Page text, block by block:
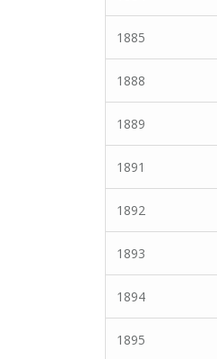
1885
1888
1889
1891
1892
1893
1894
1895